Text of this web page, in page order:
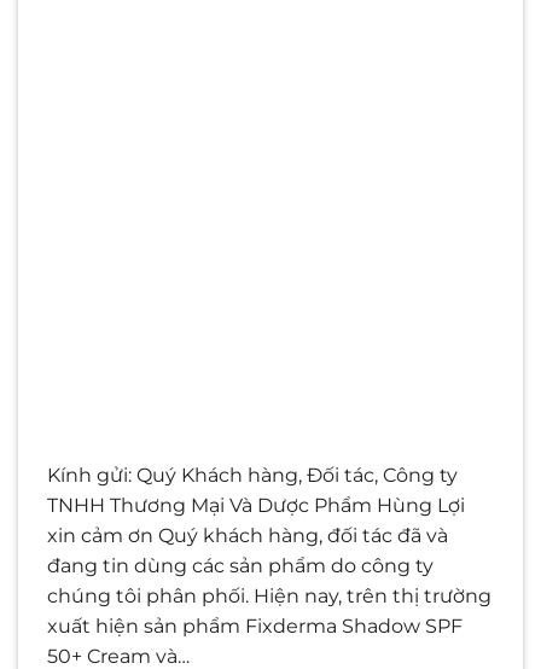
Kính gửi: Quý Khách hàng, Đối tác, Công ty
TNHH Thương Mại Và Dược Phẩm Hùng Lợi
xin cảm ơn Quý khách hàng, đối tác đã và
đang tin dùng các sản phẩm do công ty
chúng tôi phân phối. Hiện nay, trên thị trường
xuất hiện sản phẩm Fixderma Shadow SPF
50+ Cream và…